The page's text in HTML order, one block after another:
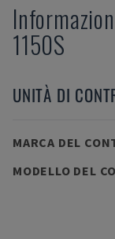
1150S
UNITÀ DI
MARCA DEL
MODELLO DEL